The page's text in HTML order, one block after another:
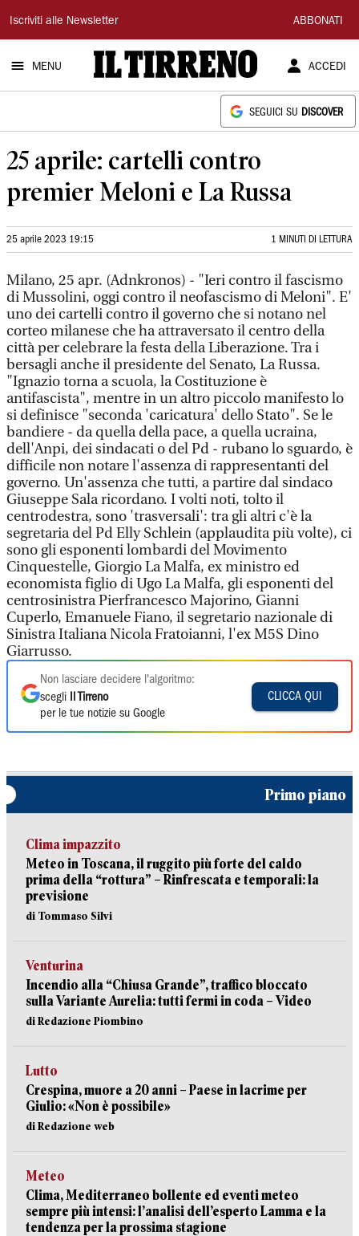
Il
Tirreno
Iscriviti alle Newsletter ABBONATI
MENU ACCEDI
SEGUICI SU DISCOVER
25 aprile: cartelli contro
premier Meloni e La Russa
25 aprile 2023 19:15 1 MINUTI DI LETTURA
Milano, 25 apr. (Adnkronos) - "Ieri contro il fascismo
di Mussolini, oggi contro il neofascismo di Meloni". E'
uno dei cartelli contro il governo che si notano nel
corteo milanese che ha attraversato il centro della
città per celebrare la festa della Liberazione. Tra i
bersagli anche il presidente del Senato, La Russa.
"Ignazio torna a scuola, la Costituzione è
antifascista", mentre in un altro piccolo manifesto lo
si definisce "seconda 'caricatura' dello Stato". Se le
bandiere - da quella della pace, a quella ucraina,
dell'Anpi, dei sindacati o del Pd - rubano lo sguardo, è
difficile non notare l'assenza di rappresentanti del
governo. Un'assenza che tutti, a partire dal sindaco
Giuseppe Sala ricordano. I volti noti, tolto il
centrodestra, sono 'trasversali': tra gli altri c'è la
segretaria del Pd Elly Schlein (applaudita più volte), ci
sono gli esponenti lombardi del Movimento
Cinquestelle, Giorgio La Malfa, ex ministro ed
economista figlio di Ugo La Malfa, gli esponenti del
centrosinistra Pierfrancesco Majorino, Gianni
Cuperlo, Emanuele Fiano, il segretario nazionale di
Sinistra Italiana Nicola Fratoianni, l'ex M5S Dino
Giarrusso.
Non lasciare decidere l'algoritmo:
scegli
Il Tirreno
per le tue notizie su Google
CLICCA QUI
Primo piano
Clima impazzito
Meteo in Toscana, il ruggito più forte del caldo
prima della “rottura” – Rinfrescata e temporali: la
previsione
di Tommaso Silvi
Venturina
Incendio alla “Chiusa Grande”, traffico bloccato
sulla Variante Aurelia: tutti fermi in coda – Video
di Redazione Piombino
Lutto
Crespina, muore a 20 anni – Paese in lacrime per
Giulio: «Non è possibile»
di Redazione web
Meteo
Clima, Mediterraneo bollente ed eventi meteo
sempre più intensi: l’analisi dell’esperto Lamma e la
tendenza per la prossima stagione